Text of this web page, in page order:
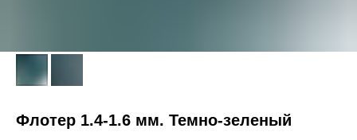
Флотер 1.4-1.6 мм. Темно-зеленый